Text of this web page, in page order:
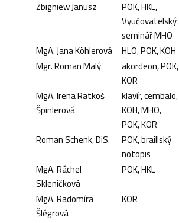
Zbigniew Janusz
POK, HKL,
Vyučovatelský
seminář MHO
MgA. Jana Köhlerová HLO, POK, KOH
Mgr. Roman Malý
akordeon, POK,
KOR
MgA. Irena Ratkoš
Špinlerová
klavír, cembalo,
KOH, MHO,
POK, KOR
Roman Schenk, DiS.
POK, braillský
notopis
MgA. Ráchel
Skleničková
POK, HKL
MgA. Radomíra
Šlégrová
KOR